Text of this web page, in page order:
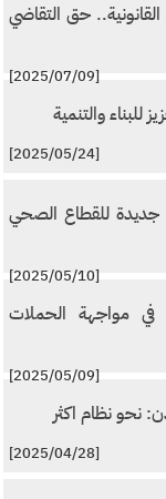
حق التقاضي
[2025/07/09]
للبناء والتنمية
[2025/05/24]
جديدة للقطاع الصحي
[2025/05/10]
في مواجهة الحملات
[2025/05/09]
نحو نظام اكثر
[2025/04/28]